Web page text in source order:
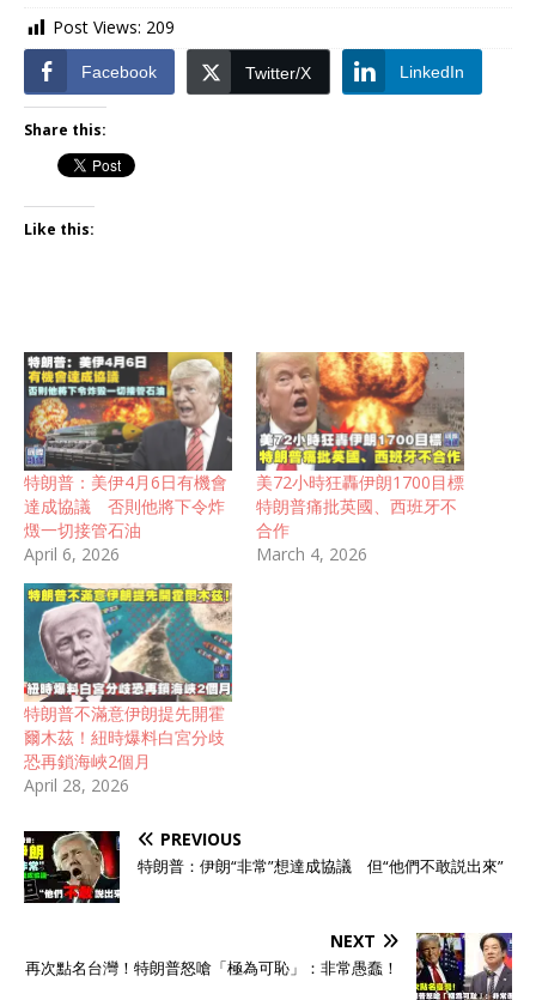
Post Views: 209
Facebook Twitter/X LinkedIn
Share this:
Like this:
特朗普：美伊4月6日有機會
達成協議 否則他將下令炸
燬一切接管石油
April 6, 2026
美72小時狂轟伊朗1700目標
特朗普痛批英國、西班牙不
合作
March 4, 2026
特朗普不滿意伊朗提先開霍
爾木茲！紐時爆料白宮分歧
恐再鎖海峽2個月
April 28, 2026
PREVIOUS
特朗普：伊朗“非常”想達成協議 但“他們不敢説出來”
NEXT
再次點名台灣！特朗普怒嗆「極為可恥」：非常愚蠢！